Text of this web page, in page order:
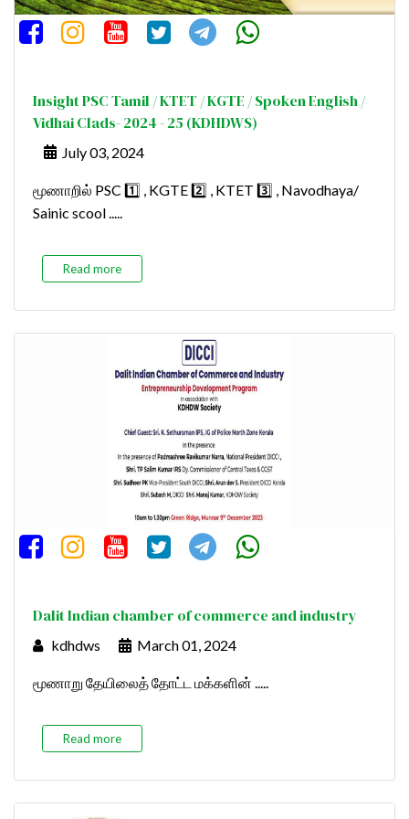
Insight PSC Tamil / KTET / KGTE / Spoken English /
Vidhai Clads- 2024 - 25 (KDHDWS)
July 03, 2024
மூணாறில் PSC 1️⃣ , KGTE 2️⃣ , KTET 3️⃣ , Navodhaya/
Sainic scool .....
Read more
Dalit Indian chamber of commerce and industry
kdhdws March 01, 2024
மூணாறு தேயிலைத் தோட்ட மக்களின் .....
Read more